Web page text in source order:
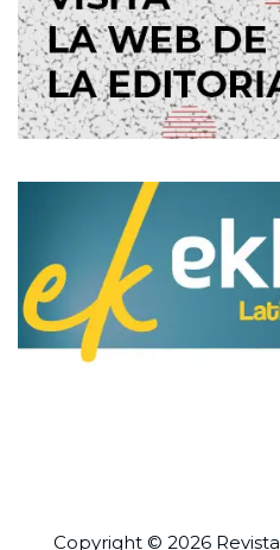
Copyright © 2026 Revista